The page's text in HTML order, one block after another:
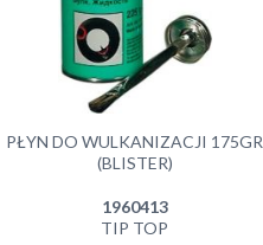
PŁYN DO WULKANIZACJI 175GR
(BLISTER)
1960413
TIP TOP